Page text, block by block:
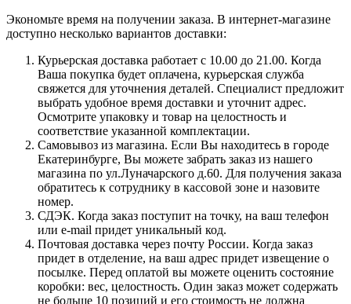
Экономьте время на получении заказа. В интернет-магазине
доступно несколько вариантов доставки:
Курьерская доставка работает с 10.00 до 21.00. Когда
Ваша покупка будет оплачена, курьерская служба
свяжется для уточнения деталей. Специалист предложит
выбрать удобное время доставки и уточнит адрес.
Осмотрите упаковку и товар на целостность и
соответствие указанной комплектации.
Самовывоз из магазина. Если Вы находитесь в городе
Екатеринбурге, Вы можете забрать заказ из нашего
магазина по ул.Луначарского д.60. Для получения заказа
обратитесь к сотруднику в кассовой зоне и назовите
номер.
СДЭК. Когда заказ поступит на точку, на ваш телефон
или e-mail придет уникальный код.
Почтовая доставка через почту России. Когда заказ
придет в отделение, на ваш адрес придет извещение о
посылке. Перед оплатой вы можете оценить состояние
коробки: вес, целостность. Один заказ может содержать
не больше 10 позиций и его стоимость не должна